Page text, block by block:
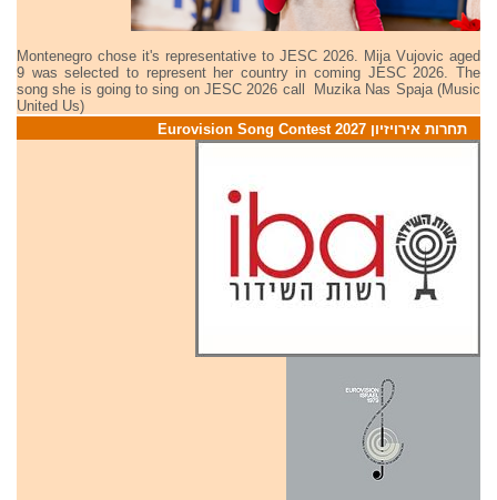
Montenegro chose it's representative to JESC 2026. Mija Vujovic aged
9 was selected to represent her country in coming JESC 2026. The
song she is going to sing on JESC 2026 call Muzika Nas Spaja (Music
United Us)
תחרות אירויזיון 2027 Eurovision Song Contest